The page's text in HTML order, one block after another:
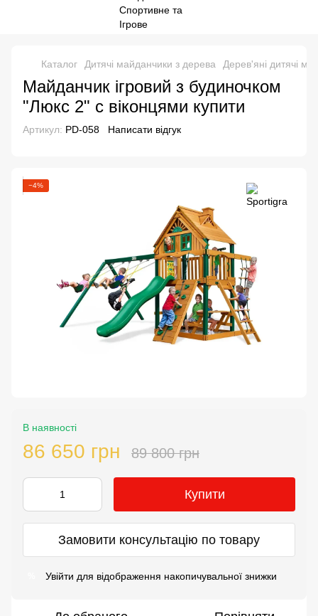
Каталог Дитячі майданчики з дерева Дерев'яні дитячі
Майданчик ігровий з будиночком
"Люкс 2" c віконцями купити
Артикул: PD-058 Написати відгук
−4%
В наявності
86 650 грн 89 800 грн
Купити
Замовити консультацію по товару
Увійти для відображення накопичувальної знижки